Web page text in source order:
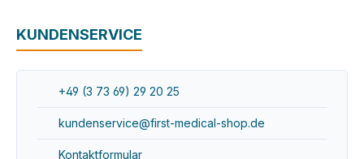
KUNDENSERVICE
+49 (3 73 69) 29 20 25
kundenservice@first-medical-shop.de
Kontaktformular